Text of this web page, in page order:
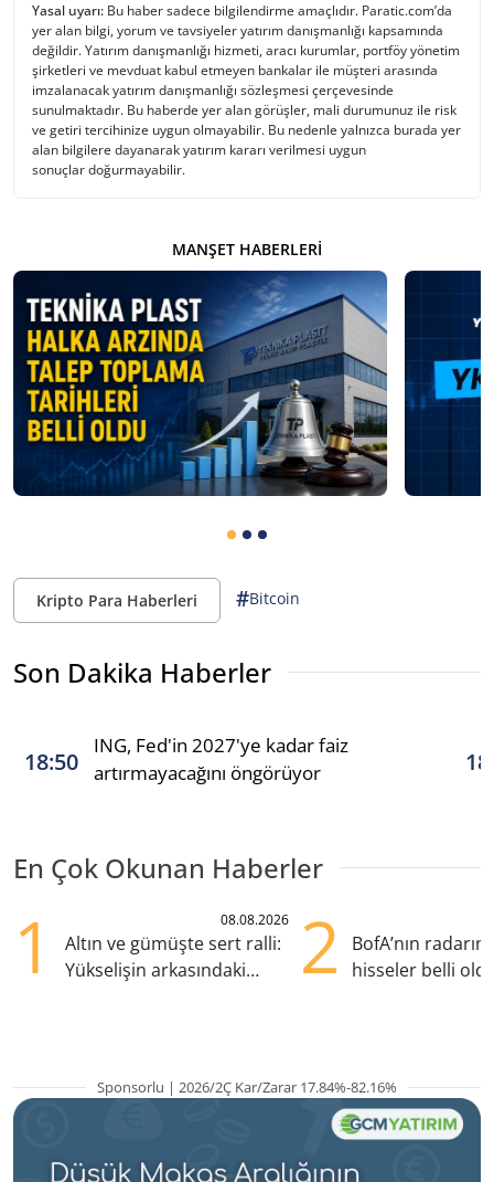
Yasal uyarı: Bu haber sadece bilgilendirme amaçlıdır. Paratic.com’da
yer alan bilgi, yorum ve tavsiyeler yatırım danışmanlığı kapsamında
değildir. Yatırım danışmanlığı hizmeti, aracı kurumlar, portföy yönetim
şirketleri ve mevduat kabul etmeyen bankalar ile müşteri arasında
imzalanacak yatırım danışmanlığı sözleşmesi çerçevesinde
sunulmaktadır. Bu haberde yer alan görüşler, mali durumunuz ile risk
ve getiri tercihinize uygun olmayabilir. Bu nedenle yalnızca burada yer
alan bilgilere dayanarak yatırım kararı verilmesi uygun
sonuçlar doğurmayabilir.
MANŞET HABERLERI
Kripto Para Haberleri #Bitcoin
Son Dakika Haberler
18:50
ING, Fed'in 2027'ye kadar faiz
artırmayacağını öngörüyor
En Çok Okunan Haberler
1 08.08.2026
Altın ve gümüşte sert ralli:
Yükselişin arkasındaki
2
BofA’nın
hisseler belli
Sponsorlu | 2026/2Ç Kar/Zarar 17.84%-82.16%